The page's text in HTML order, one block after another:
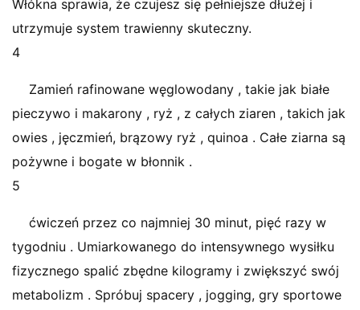
Włókna sprawia, że ​​czujesz się pełniejsze dłużej i
utrzymuje system trawienny skuteczny.
4
Zamień rafinowane węglowodany , takie jak białe
pieczywo i makarony , ryż , z całych ziaren , takich jak
owies , jęczmień, brązowy ryż , quinoa . Całe ziarna są
pożywne i bogate w błonnik .
5
ćwiczeń przez co najmniej 30 minut, pięć razy w
tygodniu . Umiarkowanego do intensywnego wysiłku
fizycznego spalić zbędne kilogramy i zwiększyć swój
metabolizm . Spróbuj spacery , jogging, gry sportowe